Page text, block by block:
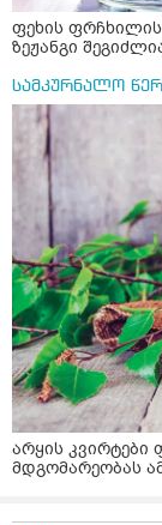
ფეხის
ზეჟანგი
სამკურნალო
არყის კვირტები
მდგომარეობას